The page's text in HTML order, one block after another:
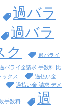
過バラ
過バラ
ク
過バライ
バライ金請求 手数料 比
クス
過払い金
過払い金 請求 デメ
手数料
過